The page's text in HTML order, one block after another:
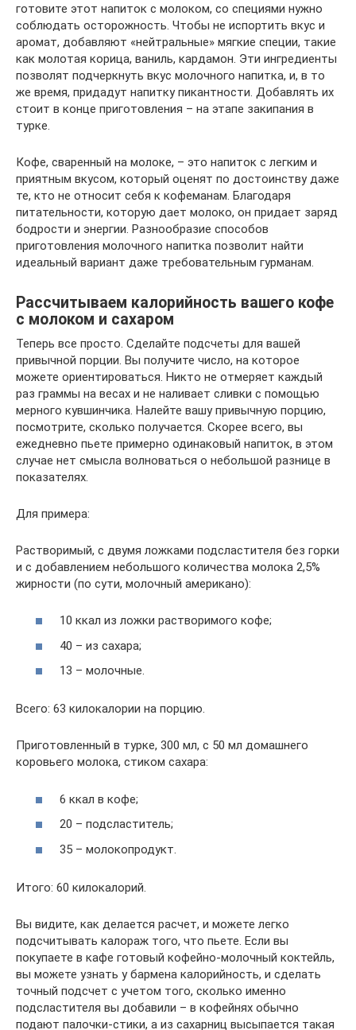
готовите этот напиток с молоком, со специями нужно
соблюдать осторожность. Чтобы не испортить вкус и
аромат, добавляют «нейтральные» мягкие специи, такие
как молотая корица, ваниль, кардамон. Эти ингредиенты
позволят подчеркнуть вкус молочного напитка, и, в то
же время, придадут напитку пикантности. Добавлять их
стоит в конце приготовления – на этапе закипания в
турке.
Кофе, сваренный на молоке, – это напиток с легким и
приятным вкусом, который оценят по достоинству даже
те, кто не относит себя к кофеманам. Благодаря
питательности, которую дает молоко, он придает заряд
бодрости и энергии. Разнообразие способов
приготовления молочного напитка позволит найти
идеальный вариант даже требовательным гурманам.
Рассчитываем калорийность вашего кофе
с молоком и сахаром
Теперь все просто. Сделайте подсчеты для вашей
привычной порции. Вы получите число, на которое
можете ориентироваться. Никто не отмеряет каждый
раз граммы на весах и не наливает сливки с помощью
мерного кувшинчика. Налейте вашу привычную порцию,
посмотрите, сколько получается. Скорее всего, вы
ежедневно пьете примерно одинаковый напиток, в этом
случае нет смысла волноваться о небольшой разнице в
показателях.
Для примера:
Растворимый, с двумя ложками подсластителя без горки
и с добавлением небольшого количества молока 2,5%
жирности (по сути, молочный американо):
10 ккал из ложки растворимого кофе;
40 – из сахара;
13 – молочные.
Всего: 63 килокалории на порцию.
Приготовленный в турке, 300 мл, с 50 мл домашнего
коровьего молока, стиком сахара:
6 ккал в кофе;
20 – подсластитель;
35 – молокопродукт.
Итого: 60 килокалорий.
Вы видите, как делается расчет, и можете легко
подсчитывать калораж того, что пьете. Если вы
покупаете в кафе готовый кофейно-молочный коктейль,
вы можете узнать у бармена калорийность, и сделать
точный подсчет с учетом того, сколько именно
подсластителя вы добавили – в кофейнях обычно
подают палочки-стики, а из сахарниц высыпается такая